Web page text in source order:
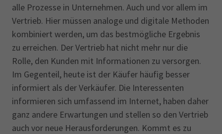
alle Prozesse in Unternehmen. Auch und vor allem im
Vertrieb. Hier müssen analoge und digitale Methoden
kombiniert werden, um das bestmögliche Ergebnis
zu erreichen. Der Vertrieb hat nicht mehr nur die
Rolle, den Kunden mit Informationen zu versorgen.
Im Gegenteil, heute ist der Käufer häufig besser
informiert als der Verkäufer. Die Interessenten
informieren sich umfassend im Internet, haben daher
ganz andere Erwartungen und stellen so den Vertrieb
auch vor neue Herausforderungen. Kommt es zu